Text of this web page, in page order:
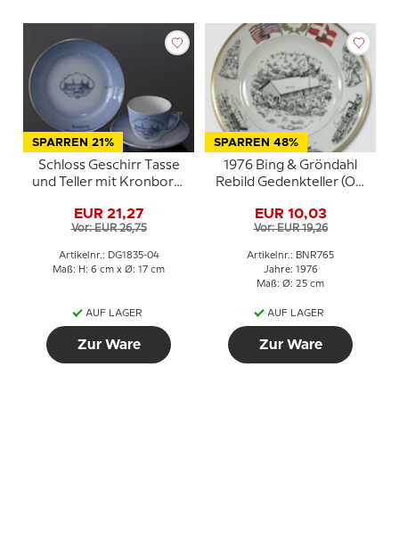
SPARREN 21%
Schloss Geschirr Tasse
und Teller mit Kronborg,
EUR 21,27
Vor: EUR 26,75
Artikelnr.: DG1835-04
Maß: H: 6 cm x Ø: 17 cm
AUF LAGER
Zur Ware
SPARREN 48%
1976 Bing & Gröndahl
Rebild Gedenkteller (Ort
Feier)
EUR 10,03
Vor: EUR 19,26
Artikelnr.: BNR765
Jahre: 1976
Maß: Ø: 25 cm
AUF LAGER
Zur Ware